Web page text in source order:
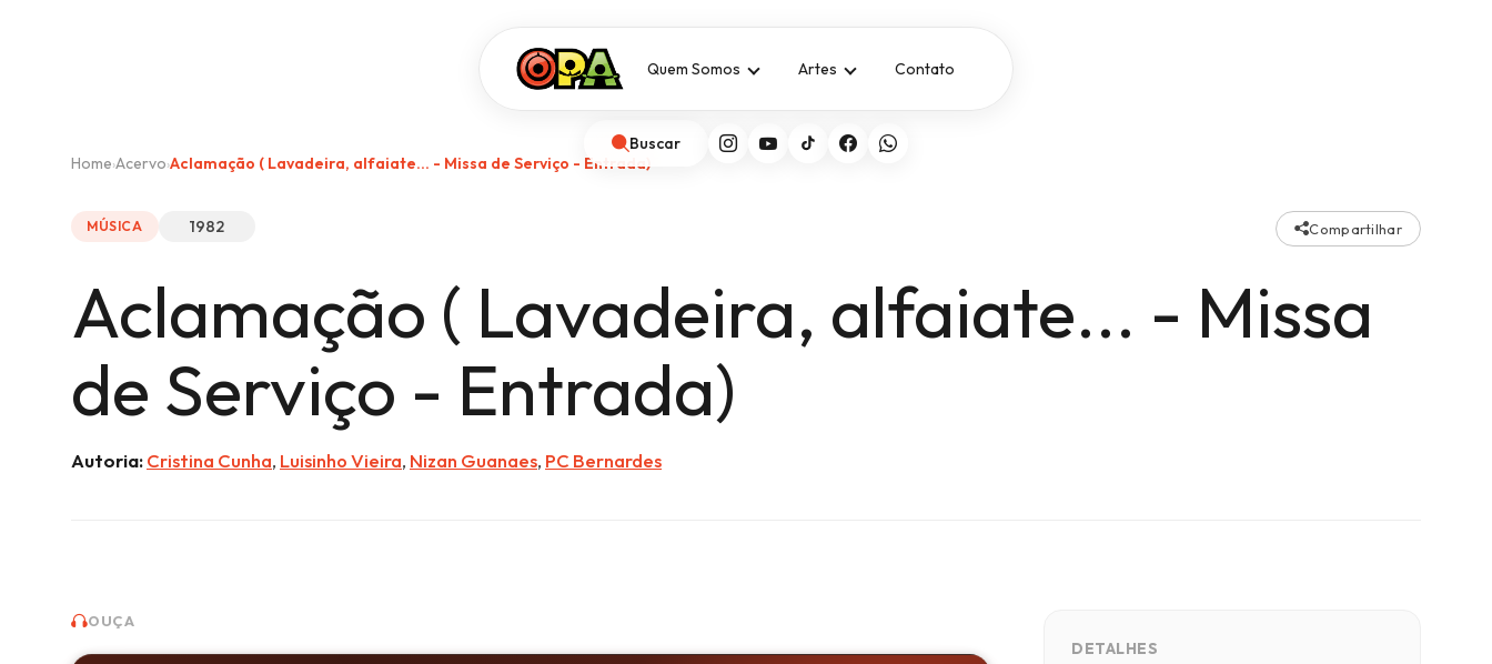
Quem Somos Artes Contato
Buscar
Home›Acervo›Aclamação ( Lavadeira, alfaiate... - Missa de Serviço - Entrada)
MÚSICA 1982 Compartilhar
Aclamação ( Lavadeira, alfaiate... - Missa
de Serviço - Entrada)
Autoria:Cristina Cunha, Luisinho Vieira, Nizan Guanaes, PC Bernardes
OUÇA
DETALHES